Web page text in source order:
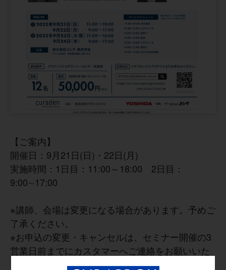
【ご案内】
開催日：9月21日(日)・22日(月)
実施時間：1日目：11:00～18:00 2日目：
9:00∼17:00
※講師、会場は変更になる場合があります。予めご
了承ください。
※お申込の変更・キャンセルは、セミナー開催の3
営業日前までにカスタマーへご連絡をお願いいた